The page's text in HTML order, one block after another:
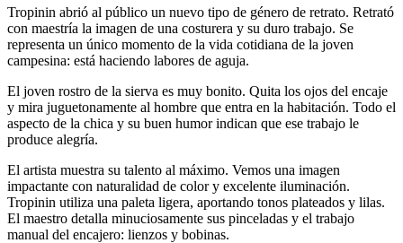
Tropinin abrió al público un nuevo tipo de género de retrato. Retrató
con maestría la imagen de una costurera y su duro trabajo. Se
representa un único momento de la vida cotidiana de la joven
campesina: está haciendo labores de aguja.
El joven rostro de la sierva es muy bonito. Quita los ojos del encaje
y mira juguetonamente al hombre que entra en la habitación. Todo el
aspecto de la chica y su buen humor indican que ese trabajo le
produce alegría.
El artista muestra su talento al máximo. Vemos una imagen
impactante con naturalidad de color y excelente iluminación.
Tropinin utiliza una paleta ligera, aportando tonos plateados y lilas.
El maestro detalla minuciosamente sus pinceladas y el trabajo
manual del encajero: lienzos y bobinas.